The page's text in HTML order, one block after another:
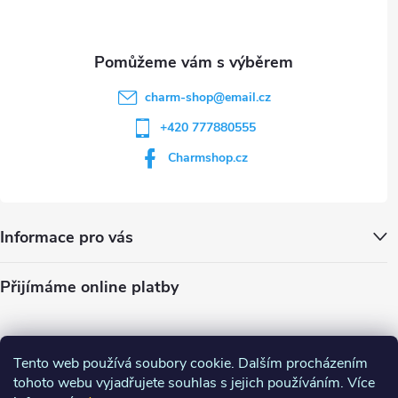
Tento web používá soubory cookie. Dalším procházením
tohoto webu vyjadřujete souhlas s jejich používáním. Více
charm-shop@email.cz
+420 777880555
Charmshop.cz
Informace pro vás
Přijímáme online platby